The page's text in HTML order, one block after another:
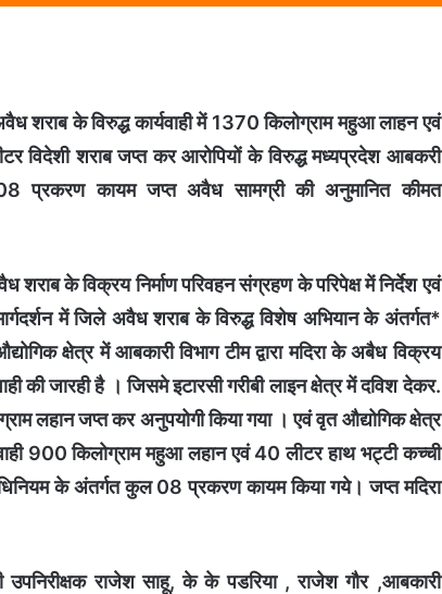
शराब के विरुद्ध कार्यवाही में 1370 किलोग्राम महुआ लाहन एवं
विदेशी शराब जप्त कर आरोपियों के विरुद्ध मध्यप्रदेश आबकरी
08 प्रकरण कायम जप्त अवैध सामग्री की अनुमानित कीमत
शराब के विक्रय निर्माण परिवहन संग्रहण के परिपेक्ष में निर्देश एवं
में जिले अवैध शराब के विरुद्ध विशेष अभियान के अंतर्गत*
क्षेत्र में आबकारी विभाग टीम द्वारा मदिरा के अबैध विक्रय
की जारही है । जिसमे इटारसी गरीबी लाइन क्षेत्र में दविश देकर.
लहान जप्त कर अनुपयोगी किया गया । एवं वृत औद्योगिक क्षेत्र
900 किलोग्राम महुआ लहान एवं 40 लीटर हाथ भट्टी कच्ची
के अंतर्गत कुल 08 प्रकरण कायम किया गये। जप्त मदिरा
उपनिरीक्षक राजेश साहू, के के पडरिया , राजेश गौर ,आबकारी